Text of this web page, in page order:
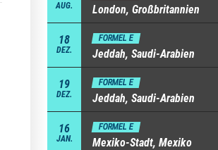
AUG. London, Großbritannien
18
DEZ.
FORMEL E
Jeddah, Saudi-Arabien
19
DEZ.
FORMEL E
Jeddah, Saudi-Arabien
16
JAN.
FORMEL E
Mexiko-Stadt, Mexiko